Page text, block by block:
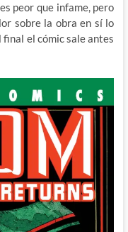
peor que infame, pero
sobre la obra en sí lo
final el cómic sale antes